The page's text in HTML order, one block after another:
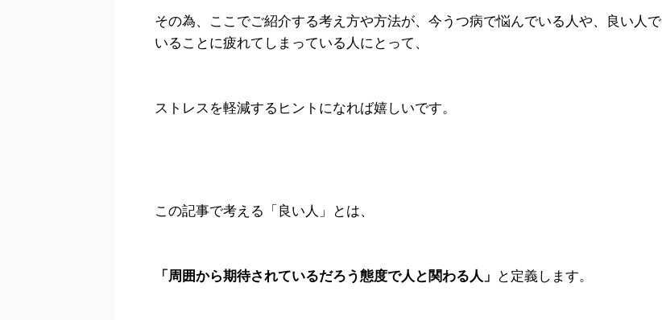
その為、ここでご紹介する考え方や方法が、今うつ病で悩んでいる人や、良い人で
いることに疲れてしまっている人にとって、
ストレスを軽減するヒントになれば嬉しいです。
この記事で考える「良い人」とは、
「周囲から期待されているだろう態度で人と関わる人」 と定義します。